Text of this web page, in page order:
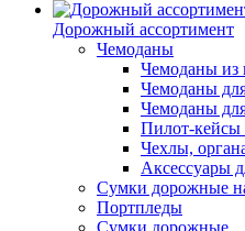
Дорожный ассортимент
Чемоданы
Чемоданы из
Чемоданы
Чемоданы
Пилот-кейсы
Чехлы,
Аксессуары
Сумки дорожные
Портпледы
Сумки дорожные